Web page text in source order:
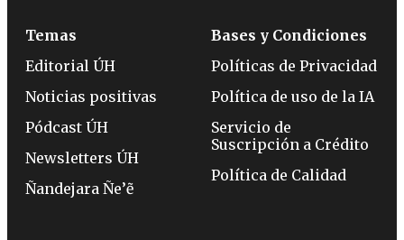
Temas
Editorial ÚH
Noticias positivas
Pódcast ÚH
Newsletters ÚH
Ñandejara Ñe’ẽ
Bases y Condiciones
Políticas de Privacidad
Política de uso de la IA
Servicio de
Suscripción a Crédito
Política de Calidad